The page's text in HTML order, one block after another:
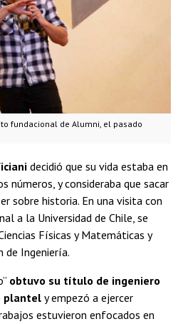
fundacional de Alumni, el pasado
decidió que su vida estaba en
números, y consideraba que sacar
sobre historia. En una visita con
a la Universidad de Chile, se
Físicas y Matemáticas y
de Ingeniería.
obtuvo su título de ingeniero
plantel y empezó a ejercer
estuvieron enfocados en